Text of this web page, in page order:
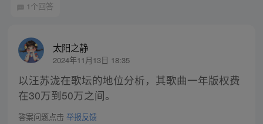
1个回答
太阳之静
2024年11月13日 18:35
以汪苏泷在歌坛的地位分析，其歌曲一年版权费
在30万到50万之间。
答案问题点击 举报反馈